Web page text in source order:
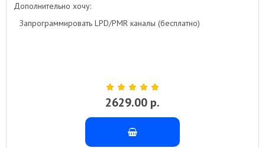
километров, зарядка от Type-C
Дополнительно хочу:
Запрограммировать LPD/PMR каналы (бесплатно)
2629.00 р.